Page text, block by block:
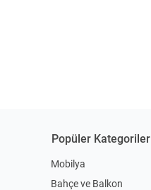
Popüler Kategoriler
Mobilya
Bahçe ve Balkon